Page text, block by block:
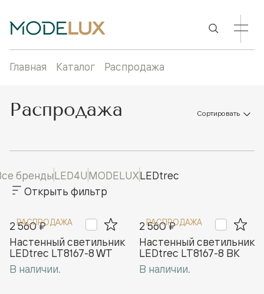
Главная Каталог Распродажа
Распродажа Сортировать
брендыLED4UMODELUXLEDtrec
Открыть фильтр
РАСПРОДАЖА
2 560 ₽
Настенный светильник
LEDtrec LT8167-8 WT
В наличии.
РАСПРОДАЖА
2 560 ₽
Настенный светильник
LEDtrec LT8167-8 BK
В наличии.